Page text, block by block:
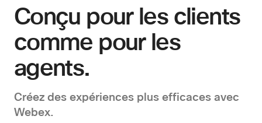
Conçu pour les clients
comme pourles
agents.
Créez des expériences plus efficaces avec
Webex.